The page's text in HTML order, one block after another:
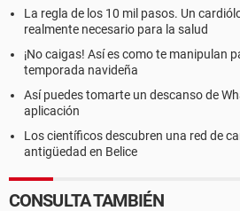
La regla de los 10 mil pasos. Un
realmente necesario para la salud
¡No caigas! Así es como te manipulan
temporada navideña
Así puedes tomarte un descanso de
aplicación
Los científicos descubren una red de
antigüedad en Belice
CONSULTA TAMBIÉN